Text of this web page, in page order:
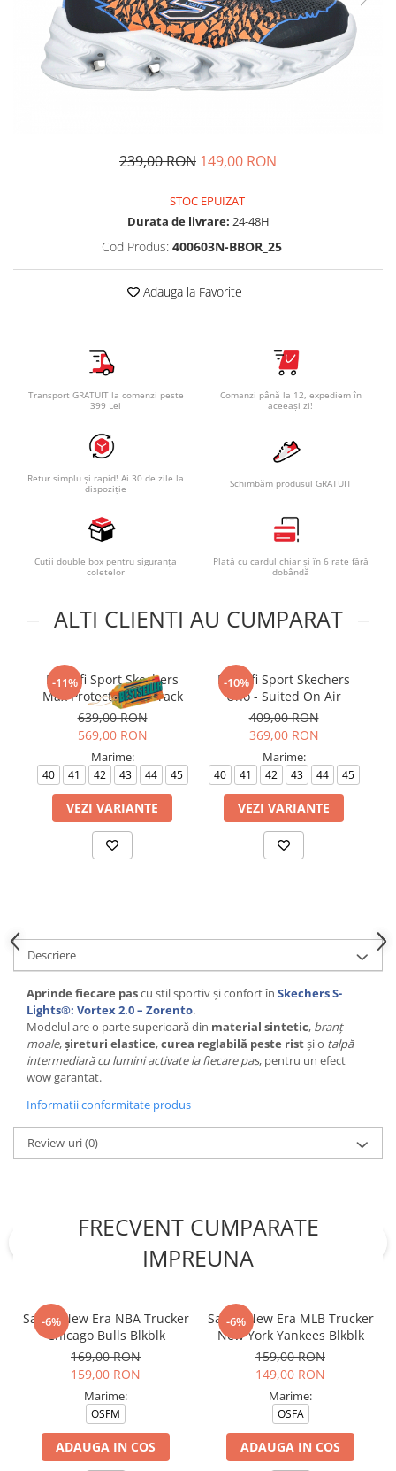
Tricouri copii
Pantaloni lungi copii
Bluze copii
Geci si veste copii
Ingrijire incaltaminte
Genti si borsete
239,00 RON 149,00 RON
STOC EPUIZAT
Durata de livrare: 24-48H
Cod Produs: 400603N-BBOR_25
Adauga la Favorite
Transport GRATUIT la comenzi peste
399 Lei
Comanzi până la 12, expediem în
aceeași zi!
Retur simplu și rapid! Ai 30 de zile la
dispoziție
Schimbăm produsul GRATUIT
Cutii double box pentru siguranța
coletelor
Plată cu cardul chiar și în 6 rate fără
dobândă
ALTI CLIENTI AU CUMPARAT
-11%
Pantofi Sport Skechers
Max Protect - Fast Track
639,00 RON
569,00 RON
Marime:
40 41 42 43 44 45
VEZI VARIANTE
-10%
Pantofi Sport Skechers
Uno - Suited On Air
409,00 RON
369,00 RON
Marime:
40 41 42 43 44 45
VEZI VARIANTE
Descriere
Aprinde fiecare pascu stil sportiv și confort în Skechers S-
Lights®: Vortex 2.0 – Zorento.
Modelul are o parte superioară din material sintetic, branț
moale,șireturi elastice,curea reglabilă peste ristși o talpă
intermediară cu lumini activate la fiecare pas, pentru un efect
wow garantat.
Informatii conformitate produs
Review-uri(0)
FRECVENT CUMPARATE
IMPREUNA
-6%
Sapca New Era NBA Trucker
Chicago Bulls Blkblk
169,00 RON
159,00 RON
Marime:
OSFM
ADAUGA IN COS
-6%
Sapca New Era MLB Trucker
New York Yankees Blkblk
159,00 RON
149,00 RON
Marime:
OSFA
ADAUGA IN COS